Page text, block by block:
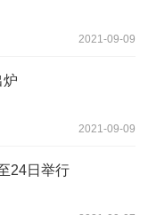
2021-09-09
炉
2021-09-09
24日举行